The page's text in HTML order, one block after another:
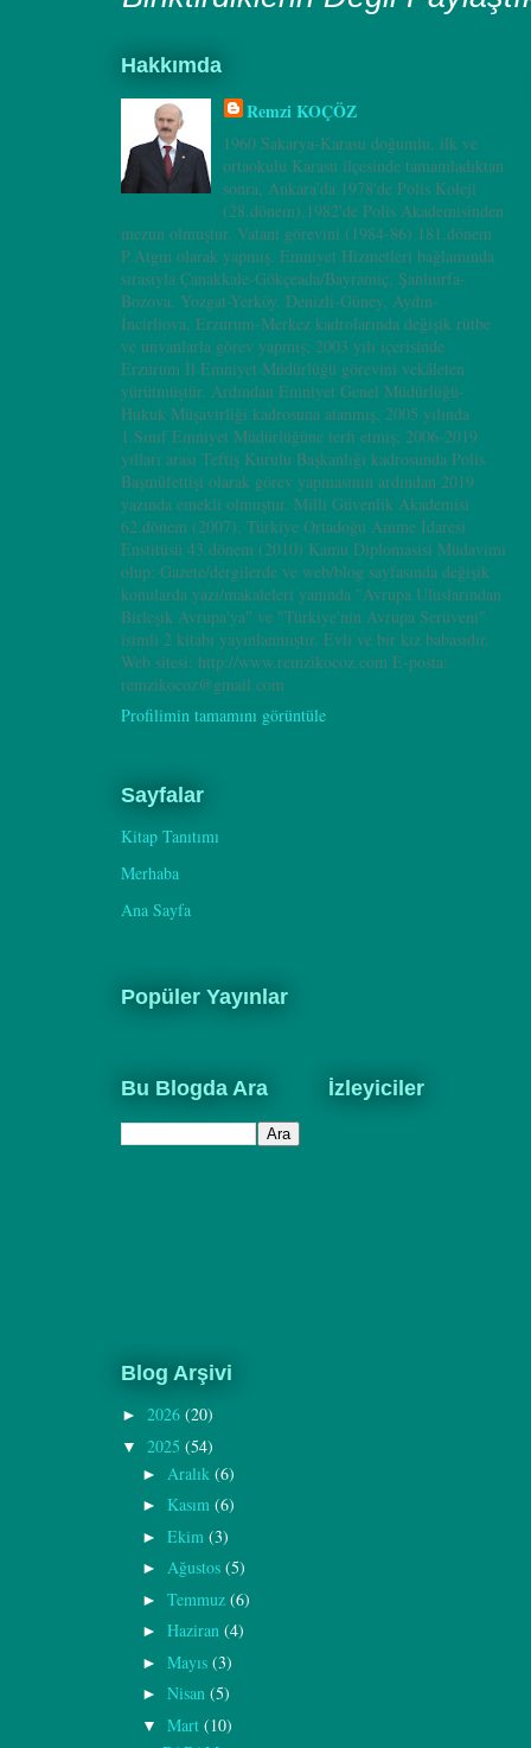
Hakkımda
Remzi KOÇÖZ
1960 Sakarya-Karasu doğumlu, ilk ve
ortaokulu Karasu ilçesinde tamamladıktan
sonra, Ankara’da 1978'de Polis Koleji
(28.dönem),1982'de Polis Akademisinden
mezun olmuştur. Vatani görevini (1984-86) 181.dönem
P.Atgm olarak yapmış. Emniyet Hizmetleri bağlamında
sırasıyla Çanakkale-Gökçeada/Bayramiç, Şanlıurfa-
Bozova, Yozgat-Yerköy, Denizli-Güney, Aydın-
İncirliova, Erzurum-Merkez kadrolarında değişik rütbe
ve unvanlarla görev yapmış; 2003 yılı içerisinde
Erzurum İl Emniyet Müdürlüğü görevini vekâleten
yürütmüştür. Ardından Emniyet Genel Müdürlüğü-
Hukuk Müşavirliği kadrosuna atanmış, 2005 yılında
1.Sınıf Emniyet Müdürlüğüne terfi etmiş; 2006-2019
yılları arası Teftiş Kurulu Başkanlığı kadrosunda Polis
Başmüfettişi olarak görev yapmasının ardından 2019
yazında emekli olmuştur. Milli Güvenlik Akademisi
62.dönem (2007), Türkiye Ortadoğu Amme İdaresi
Enstitüsü 43.dönem (2010) Kamu Diplomasisi Müdavimi
olup; Gazete/dergilerde ve web/blog sayfasında değişik
konularda yazı/makaleleri yanında "Avrupa Uluslarından
Birleşik Avrupa'ya" ve "Türkiye'nin Avrupa Serüveni"
isimli 2 kitabı yayınlanmıştır. Evli ve bir kız babasıdır.
Web sitesi: http://www.remzikocoz.com E-posta:
remzikocoz@gmail.com
Profilimin tamamını görüntüle
Sayfalar
Kitap Tanıtımı
Merhaba
Ana Sayfa
Popüler Yayınlar
Bu Blogda Ara İzleyiciler
Blog Arşivi
► 2026 (20)
▼ 2025 (54)
► Aralık (6)
► Kasım (6)
► Ekim (3)
► Ağustos (5)
► Temmuz (6)
► Haziran (4)
► Mayıs (3)
► Nisan (5)
▼ Mart (10)